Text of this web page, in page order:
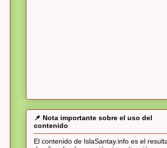
📌 Nota importante sobre el uso del
contenido
El contenido de IslaSantay.info es el